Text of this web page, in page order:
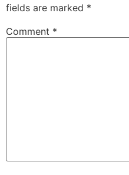
fields are marked *
Comment *